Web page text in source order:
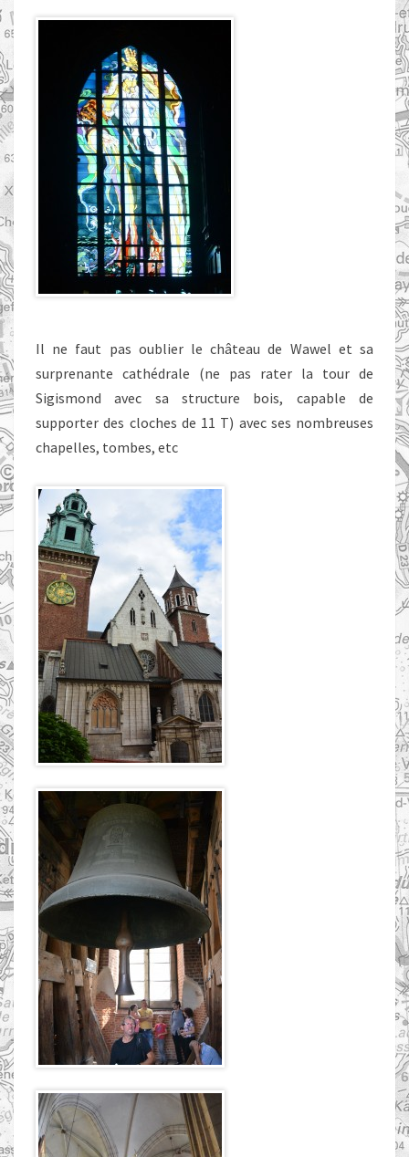
Il ne faut pas oublier le château de Wawel et sa
surprenante cathédrale (ne pas rater la tour de
Sigismond avec sa structure bois, capable de
supporter des cloches de 11 T) avec ses nombreuses
chapelles, tombes, etc